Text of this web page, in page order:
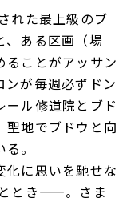
れた最上級のブ
、ある区画（場
ることがアッサン
ンが毎週必ずドン
ル修道院とブド
聖地でブドウと向
。
化に思いを馳せな
とき——。さま